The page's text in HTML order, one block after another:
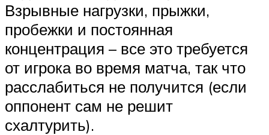
Взрывные нагрузки, прыжки,
пробежки и постоянная
концентрация – все это требуется
от игрока во время матча, так что
расслабиться не получится (если
оппонент сам не решит
схалтурить).